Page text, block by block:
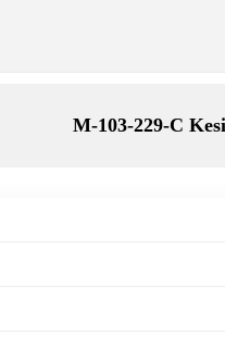
M-103-229-C